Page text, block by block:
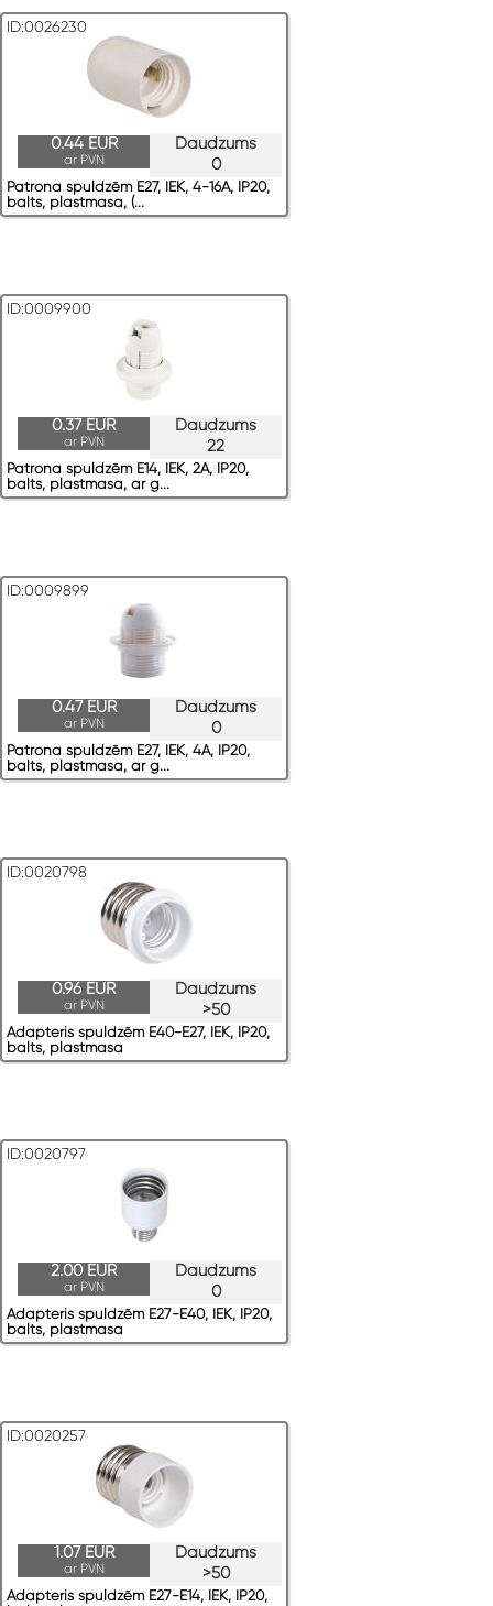
ID:0026230
Daudzums
0
0.44 EUR
ar PVN
Patrona spuldzēm E27, IEK, 4-16A, IP20,
balts, plastmasa, (...
ID:0009900
Daudzums
22
0.37 EUR
ar PVN
Patrona spuldzēm E14, IEK, 2A, IP20,
balts, plastmasa, ar g...
ID:0009899
Daudzums
0
0.47 EUR
ar PVN
Patrona spuldzēm E27, IEK, 4A, IP20,
balts, plastmasa, ar g...
ID:0020798
Daudzums
>50
0.96 EUR
ar PVN
Adapteris spuldzēm E40-E27, IEK, IP20,
balts, plastmasa
ID:0020797
Daudzums
0
2.00 EUR
ar PVN
Adapteris spuldzēm E27-E40, IEK, IP20,
balts, plastmasa
ID:0020257
Daudzums
>50
1.07 EUR
ar PVN
Adapteris spuldzēm E27-E14, IEK, IP20,